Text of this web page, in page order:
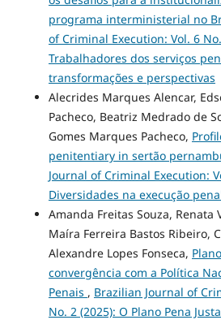
programa interministerial no
of Criminal Execution: Vol. 6
Trabalhadores dos serviços
transformações e perspectivas
Alecrides Marques Alencar,
Pacheco, Beatriz Medrado de
Gomes Marques Pacheco,
penitentiary in sertão
Journal of Criminal Execution:
Diversidades na execução
Amanda Freitas Souza, Renata
Maíra Ferreira Bastos Ribeiro,
Alexandre Lopes Fonseca,
convergência com a Política
Penais , Brazilian Journal of
No. 2 (2025): O Plano Pena